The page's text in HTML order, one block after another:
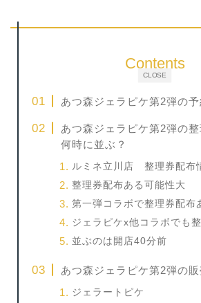
CLOSE
Contents
あつ森ジェラピケ第2弾の予
あつ森ジェラピケ第2弾の整
何時に並ぶ？
ルミネ立川店 整理券配布
整理券配布ある可能性大
第一弾コラボで整理券配布
ジェラピケx他コラボでも
並ぶのは開店40分前
あつ森ジェラピケ第2弾の
ジェラートピケ